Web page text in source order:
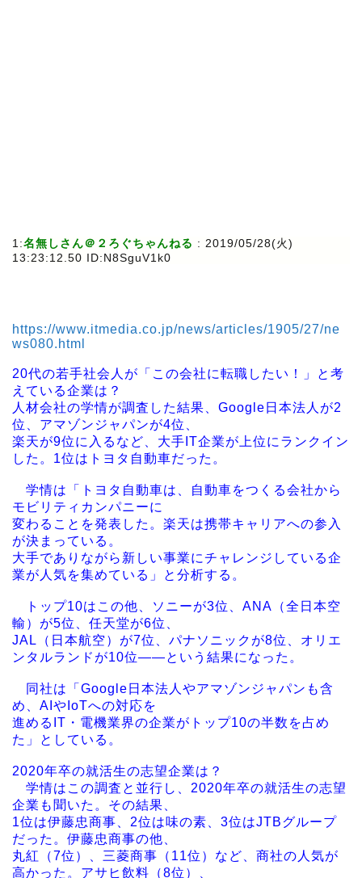
1:名無しさん＠２ろぐちゃんねる : 2019/05/28(火)
13:23:12.50 ID:N8SguV1k0
https://www.itmedia.co.jp/news/articles/1905/27/ne
ws080.html
20代の若手社会人が「この会社に転職したい！」と考
えている企業は？
人材会社の学情が調査した結果、Google日本法人が2
位、アマゾンジャパンが4位、
楽天が9位に入るなど、大手IT企業が上位にランクイン
した。1位はトヨタ自動車だった。
学情は「トヨタ自動車は、自動車をつくる会社から
モビリティカンパニーに
変わることを発表した。楽天は携帯キャリアへの参入
が決まっている。
大手でありながら新しい事業にチャレンジしている企
業が人気を集めている」と分析する。
トップ10はこの他、ソニーが3位、ANA（全日本空
輸）が5位、任天堂が6位、
JAL（日本航空）が7位、パナソニックが8位、オリエ
ンタルランドが10位――という結果になった。
同社は「Google日本法人やアマゾンジャパンも含
め、AIやIoTへの対応を
進めるIT・電機業界の企業がトップ10の半数を占め
た」としている。
2020年卒の就活生の志望企業は？
学情はこの調査と並行し、2020年卒の就活生の志望
企業も聞いた。その結果、
1位は伊藤忠商事、2位は味の素、3位はJTBグループ
だった。伊藤忠商事の他、
丸紅（7位）、三菱商事（11位）など、商社の人気が
高かった。アサヒ飲料（8位）、